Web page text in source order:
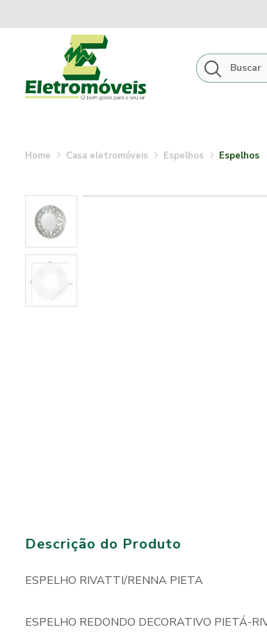
casa eletromóveis espelhos espelhos
Descrição do Produto
ESPELHO RIVATTI/RENNA PIETA
ESPELHO REDONDO DECORATIVO PIETÁ-